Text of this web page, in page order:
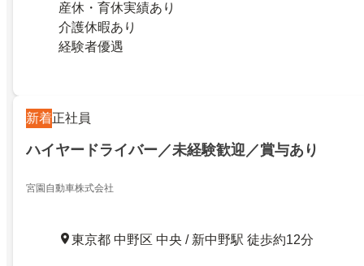
産休・育休実績あり
介護休暇あり
経験者優遇
新着正社員
ハイヤードライバー／未経験歓迎／賞与あり
宮園自動車株式会社
東京都 中野区 中央 / 新中野駅 徒歩約12分